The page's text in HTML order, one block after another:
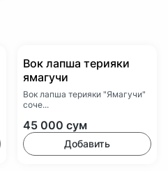
Вок лапша терияки
ямагучи
Вок лапша терияки "Ямагучи"
соче...
45 000 сум
Добавить